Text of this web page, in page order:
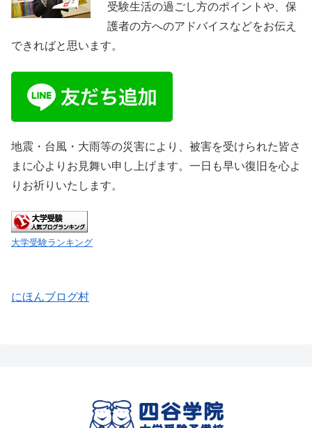
受験生活の過ごし方のポイントや、保
護者の方へのアドバイスなどをお伝え
できればと思います。
地震・台風・大雨等の災害により、被害を受けられた皆さ
まに心よりお見舞い申し上げます。一日も早い復旧を心よ
りお祈りいたします。
大学受験ランキング
にほんブログ村